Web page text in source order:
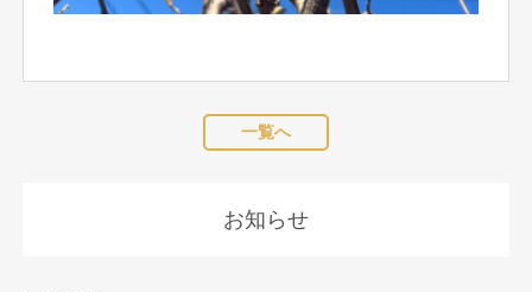
一覧へ
お知らせ